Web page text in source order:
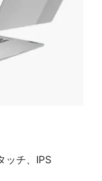
ッチ、IPS